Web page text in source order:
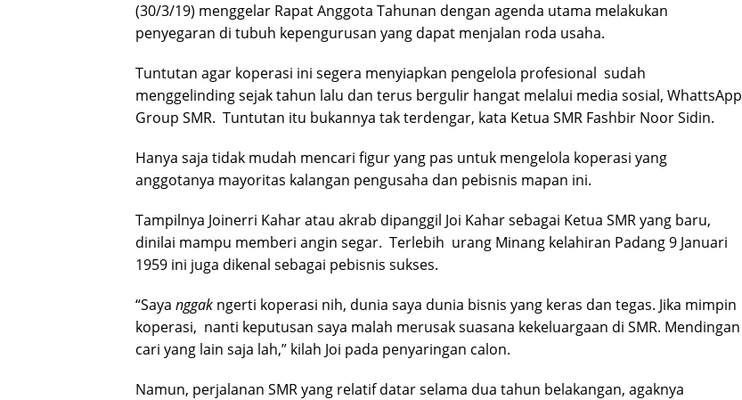
(30/3/19) menggelar Rapat Anggota Tahunan dengan agenda utama melakukan
penyegaran di tubuh kepengurusan yang dapat menjalan roda usaha.
Tuntutan agar koperasi ini segera menyiapkan pengelola profesional sudah
menggelinding sejak tahun lalu dan terus bergulir hangat melalui media sosial, WhattsApp
Group SMR. Tuntutan itu bukannya tak terdengar, kata Ketua SMR Fashbir Noor Sidin.
Hanya saja tidak mudah mencari figur yang pas untuk mengelola koperasi yang
anggotanya mayoritas kalangan pengusaha dan pebisnis mapan ini.
Tampilnya Joinerri Kahar atau akrab dipanggil Joi Kahar sebagai Ketua SMR yang baru,
dinilai mampu memberi angin segar. Terlebih urang Minang kelahiran Padang 9 Januari
1959 ini juga dikenal sebagai pebisnis sukses.
“Saya nggak ngerti koperasi nih, dunia saya dunia bisnis yang keras dan tegas. Jika mimpin
koperasi, nanti keputusan saya malah merusak suasana kekeluargaan di SMR. Mendingan
cari yang lain saja lah,” kilah Joi pada penyaringan calon.
Namun, perjalanan SMR yang relatif datar selama dua tahun belakangan, agaknya